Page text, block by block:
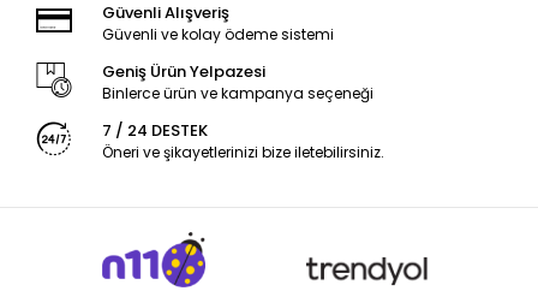
Güvenli Alışveriş
Güvenli ve kolay ödeme sistemi
Geniş Ürün Yelpazesi
Binlerce ürün ve kampanya seçeneği
7 / 24 DESTEK
Öneri ve şikayetlerinizi bize iletebilirsiniz.